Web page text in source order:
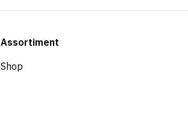
Assortiment
Shop